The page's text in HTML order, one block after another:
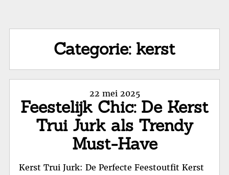
Categorie: kerst
Posted
on
22 mei 2025
Feestelijk Chic: De Kerst
Trui Jurk als Trendy
Must-Have
Kerst Trui Jurk: De Perfecte Feestoutfit Kerst